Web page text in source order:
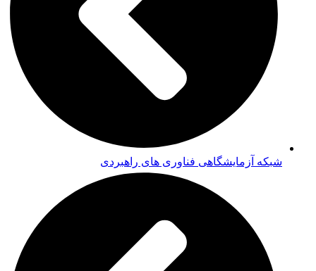
شبکه آزمایشگاهی فناوری های راهبردی